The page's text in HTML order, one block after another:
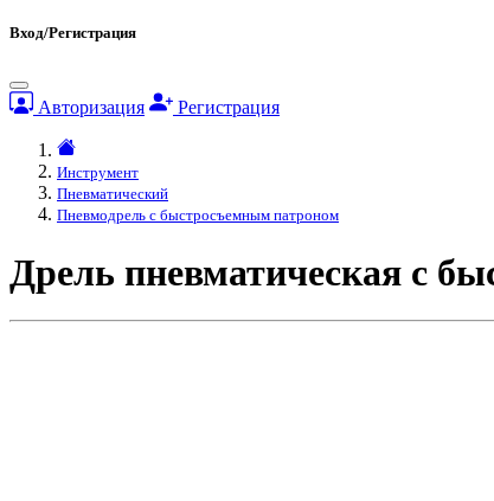
Вход/Регистрация
Авторизация Регистрация
Инструмент
Пневматический
Пневмодрель с быстросъемным патроном
Дрель пневматическая с